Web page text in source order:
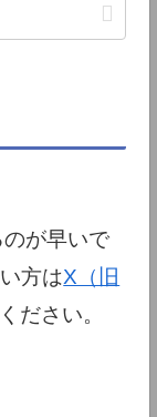
が早いで
方はX（旧
ださい。